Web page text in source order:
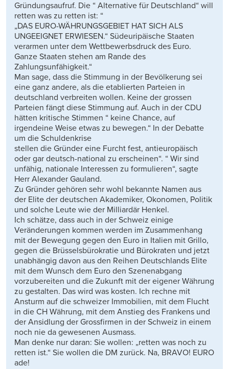
Gründungsaufruf. Die “ Alternative für Deutschland“ will
retten was zu retten ist: “
„DAS EURO-WÄHRUNGSGEBIET HAT SICH ALS
UNGEEIGNET ERWIESEN.“ Südeuripäische Staaten
verarmen unter dem Wettbewerbsdruck des Euro.
Ganze Staaten stehen am Rande des
Zahlungsunfähigkeit.“
Man sage, dass die Stimmung in der Bevölkerung sei
eine ganz andere, als die etablierten Parteien in
deutschland verbreiten wollen. Keine der grossen
Parteien fängt diese Stimmung auf. Auch in der CDU
hätten kritische Stimmen “ keine Chance, auf
irgendeine Weise etwas zu bewegen.“ In der Debatte
um die Schuldenkrise
stellen die Gründer eine Furcht fest, antieuropäisch
oder gar deutsch-national zu erscheinen“. “ Wir sind
unfähig, nationale Interessen zu formulieren“, sagte
Herr Alexander Gauland.
Zu Gründer gehören sehr wohl bekannte Namen aus
der Elite der deutschen Akademiker, Okonomen, Politik
und solche Leute wie der Milliardär Henkel.
Ich schätze, dass auch in der Schweiz einige
Veränderungen kommen werden im Zusammenhang
mit der Bewegung gegen den Euro in Italien mit Grillo,
gegen die Brüsselsbürokratie und Bürokraten und jetzt
unabhängig davon aus den Reihen Deutschlands Elite
mit dem Wunsch dem Euro den Szenenabgang
vorzubereiten und die Zukunft mit der eigener Währung
zu gestalten. Das wird was kosten. Ich rechne mit
Ansturm auf die schweizer Immobilien, mit dem Flucht
in die CH Währung, mit dem Anstieg des Frankens und
der Ansidlung der Grossfirmen in der Schweiz in einem
noch nie da gewesenen Ausmass.
Man denke nur daran: Sie wollen: „retten was noch zu
retten ist.“ Sie wollen die DM zurück. Na, BRAVO! EURO
ade!